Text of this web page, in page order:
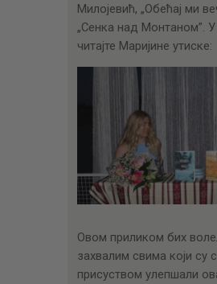
Милојевић, „Обећај ми
„Сенка над Монтаном”. У
читајте Маријине утиске:
Овом приликом бих
захвалим свима који су
присуством улепшали